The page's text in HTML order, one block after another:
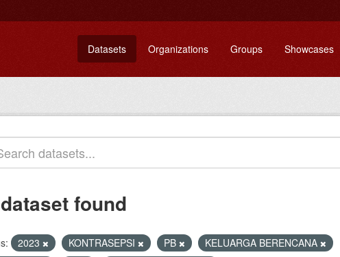
Datasets Organizations Groups Showcases
found
2023 KONTRASEPSI PB
KELUARGA BERENCANA